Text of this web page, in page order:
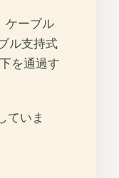
ケーブル
ル支持式
を通過す
ていま